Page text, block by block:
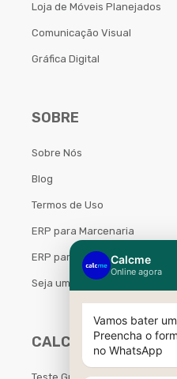
Loja de Móveis Planejados
Comunicação Visual
Gráfica Digital
SOBRE
Sobre Nós
Blog
Termos de Uso
ERP para Marcenaria
ERP para Móveis Planejados
Seja um Parceiro Calcme
CALCME